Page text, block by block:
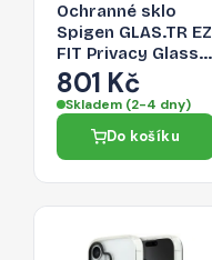
Ochranné sklo
Spigen GLAS.TR EZ
FIT Privacy Glass
pro iPhone 17 Air -
privacy
801 Kč
Skladem (2-4 dny)
Do košíku